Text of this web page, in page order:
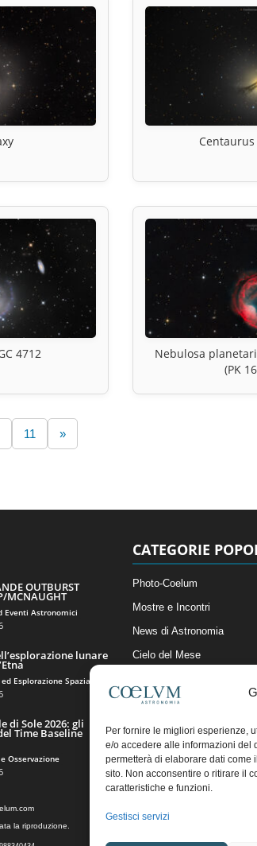
Per fornire le migliori esperienze,
e/o accedere alle informazioni del
permetterà di elaborare dati come
sito. Non acconsentire o ritirare il
caratteristiche e funzioni.
Gestisci servizi
Centaurus
4712
Nebulosa
(PK
11 »
OUTBURST
MCNAUGHT
Eventi Astronomici
lunare
Esplorazione Spaziale
di Sole 2026: gli
Time Baseline
Osservazione
CATEGORIE
Photo-Coelum
Mostre e Incontri
News di Astronomia
Cielo del Mese
Articoli e Risorse On-Line
Il Blog della Redazione
la riproduzione.